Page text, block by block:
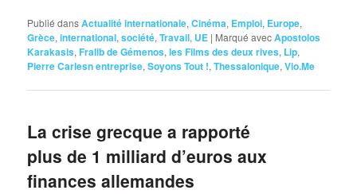
Publié dansActualité internationale,Cinéma, Emploi, Europe,
Grèce,international,société,Travail, UE | Marqué avecApostolos
Karakasis,Fralib de Gémenos,les Films des deux rives, Lip,
Pierre Carlesn entreprise,Soyons Tout !,Thessalonique,Vio.Me
La crise grecque a rapporté
plus de 1 milliard d’euros aux
finances allemandes